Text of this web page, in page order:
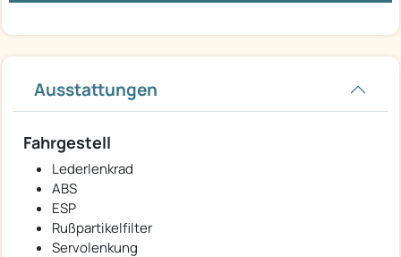
Ausstattungen
Fahrgestell
Lederlenkrad
ABS
ESP
Rußpartikelfilter
Servolenkung